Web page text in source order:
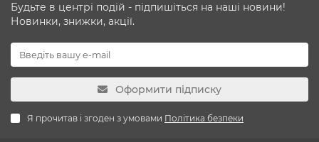
Будьте в центрі подій - підпишіться на наші новини!
Новинки, знижки, акції.
Оформити підписку
Я прочитав і згоден з умовами Політика безпеки